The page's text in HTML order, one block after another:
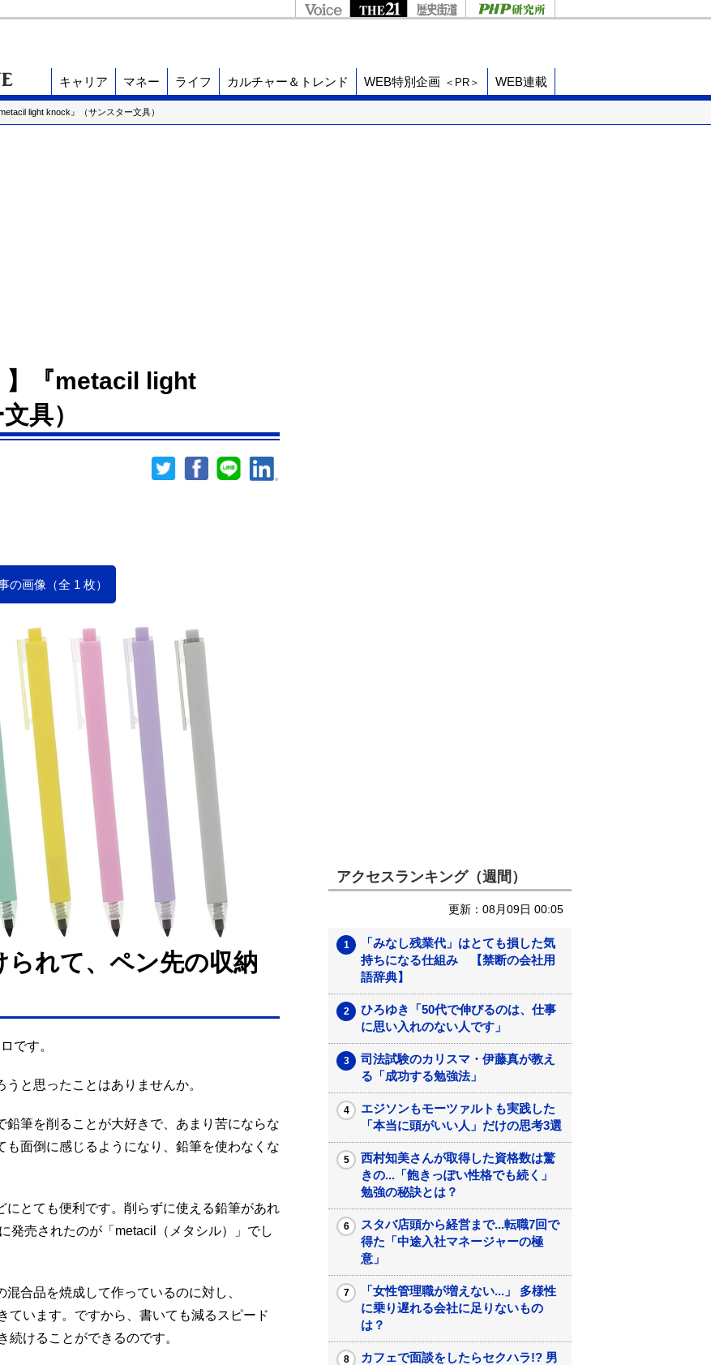
キャリア マネー ライフ カルチャー＆トレンド WEB特別企画 ＜PR＞ WEB連載
light knock』（サンスター文具）
】『metacil light
具）
の画像（全 1 枚）
れて、ペン先の収納
です。
と思ったことはありませんか。
筆を削ることが大好きで、あまり苦にならな
面倒に感じるようになり、鉛筆を使わなくな
とても便利です。削らずに使える鉛筆があれ
発売されたのが「metacil（メタシル）」でし
合品を焼成して作っているのに対し、
ています。ですから、書いても減るスピード
けることができるのです。
アクセスランキング（週間）
更新：08月09日 00:05
「みなし残業代」はとても損した気
持ちになる仕組み 【禁断の会社用
語辞典】
ひろゆき「50代で伸びるのは、仕事
に思い入れのない人です」
司法試験のカリスマ・伊藤真が教え
る「成功する勉強法」
エジソンもモーツァルトも実践した
「本当に頭がいい人」だけの思考3選
西村知美さんが取得した資格数は驚
きの...「飽きっぽい性格でも続く」
勉強の秘訣とは？
スタバ店頭から経営まで...転職7回で
得た「中途入社マネージャーの極
意」
「女性管理職が増えない...」 多様性
に乗り遅れる会社に足りないもの
は？
カフェで面談をしたらセクハラ!? 男